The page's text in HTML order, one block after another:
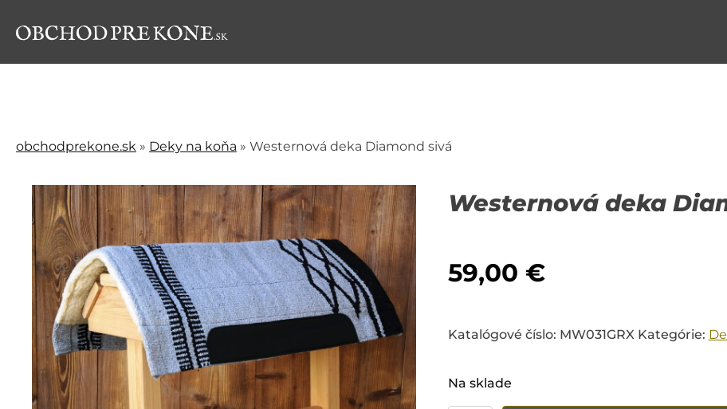
obchodprekone.sk » Deky na koňa » Westernová deka Diamond sivá
Westernová deka
59,00 €
Katalógové číslo: MW031GRX Kategórie:
Na sklade